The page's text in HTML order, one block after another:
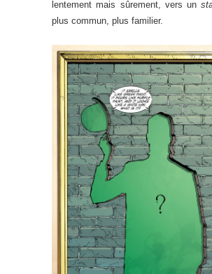
lentement mais sûrement, vers un
plus commun, plus familier.